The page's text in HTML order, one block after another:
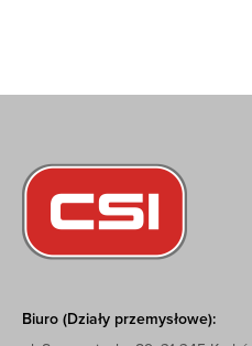
Biuro (Działy przemysłowe):